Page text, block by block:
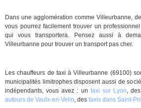
Dans une agglomération comme Villeurbanne,
vous pourrez facilement trouver un
qui vous transportera. Pensez aussi à
Villeurbanne pour trouver un transport pas cher.
Les chauffeurs de taxi à Villeurbanne (69100)
municipalités limitrophes disposent aussi de
indépendants, vous avez : un taxi sur Lyon,
autours de Vaulx-en-Velin, des taxis dans Saint-